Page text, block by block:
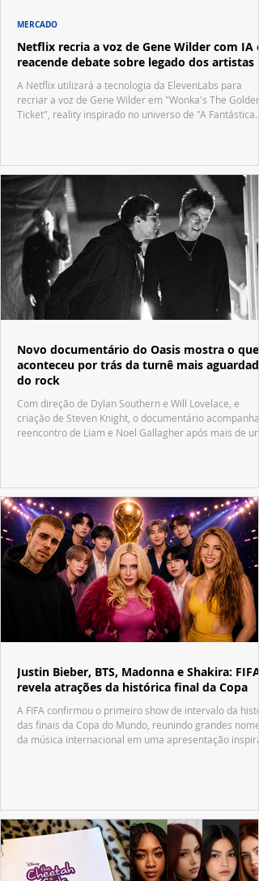
Netflix recria a voz de Gene Wilder com IA e
reacende debate sobre legado dos artistas
A Netflix utilizará a tecnologia da ElevenLabs para
recriar a voz de Gene Wilder em "Wonka's The Golden
Ticket", reality inspirado no universo de "A Fantástica
MERCADO
Novo documentário do Oasis mostra o que
aconteceu por trás da turnê mais aguardada
do rock
Com direção de Dylan Southern e Will Lovelace, e
criação de Steven Knight, o documentário acompanha
reencontro de Liam e Noel Gallagher após mais de
Justin Bieber, BTS, Madonna e Shakira: FIFA
revela atrações da histórica final da Copa
A FIFA confirmou o primeiro show de intervalo da
das finais da Copa do Mundo, reunindo grandes nomes
da música internacional em uma apresentação